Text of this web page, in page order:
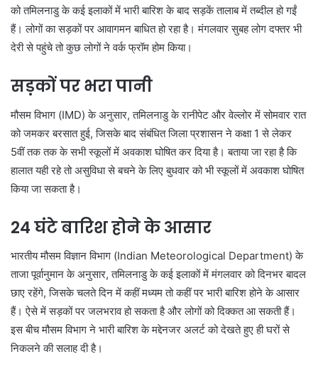
को तमिलनाडु के कई इलाकों में भारी बारिश के बाद सड़कें तालाब में तब्दील हो गईं
हैं। लोगों का सड़कों पर आवागमन बाधित हो रहा है। मंगलवार सुबह लोग दफ्तर भी
देरी से पहुंचे तो कुछ लोगों ने वर्क फ्रॉम होम किया।
सड़कों पर भरा पानी
मौसम विभाग (IMD) के अनुसार, तमिलनाडु के रानीपेट और वेल्लोर में सोमवार रात
को जमकर बरसात हुई, जिसके बाद संबंधित जिला प्रशासन ने कक्षा 1 से लेकर
5वीं तक तक के सभी स्कूलों में अवकाश घोषित कर दिया है। बताया जा रहा है कि
हालात यही रहे तो असुविधा से बचने के लिए बुधवार को भी स्कूलों में अवकाश घोषित
किया जा सकता है।
24 घंटे बारिश होने के आसार
भारतीय मौसम विज्ञान विभाग (Indian Meteorological Department) के
ताजा पूर्वानुमान के अनुसार, तमिलनाडु के कई इलाकों में मंगलवार को दिनभर बादल
छाए रहेंगे, जिसके चलते दिन में कहीं मध्यम तो कहीं पर भारी बारिश होने के आसार
हैं। ऐसे में सड़कों पर जलभराव हो सकता है और लोगों को दिक्कत आ सकती हैं।
इस बीच मौसम विभाग ने भारी बारिश के मद्देनजर अलर्ट को देखते हुए ही घरों से
निकलने की सलाह दी है।